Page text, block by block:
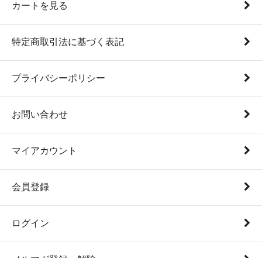
カートを見る
特定商取引法に基づく表記
プライバシーポリシー
お問い合わせ
マイアカウント
会員登録
ログイン